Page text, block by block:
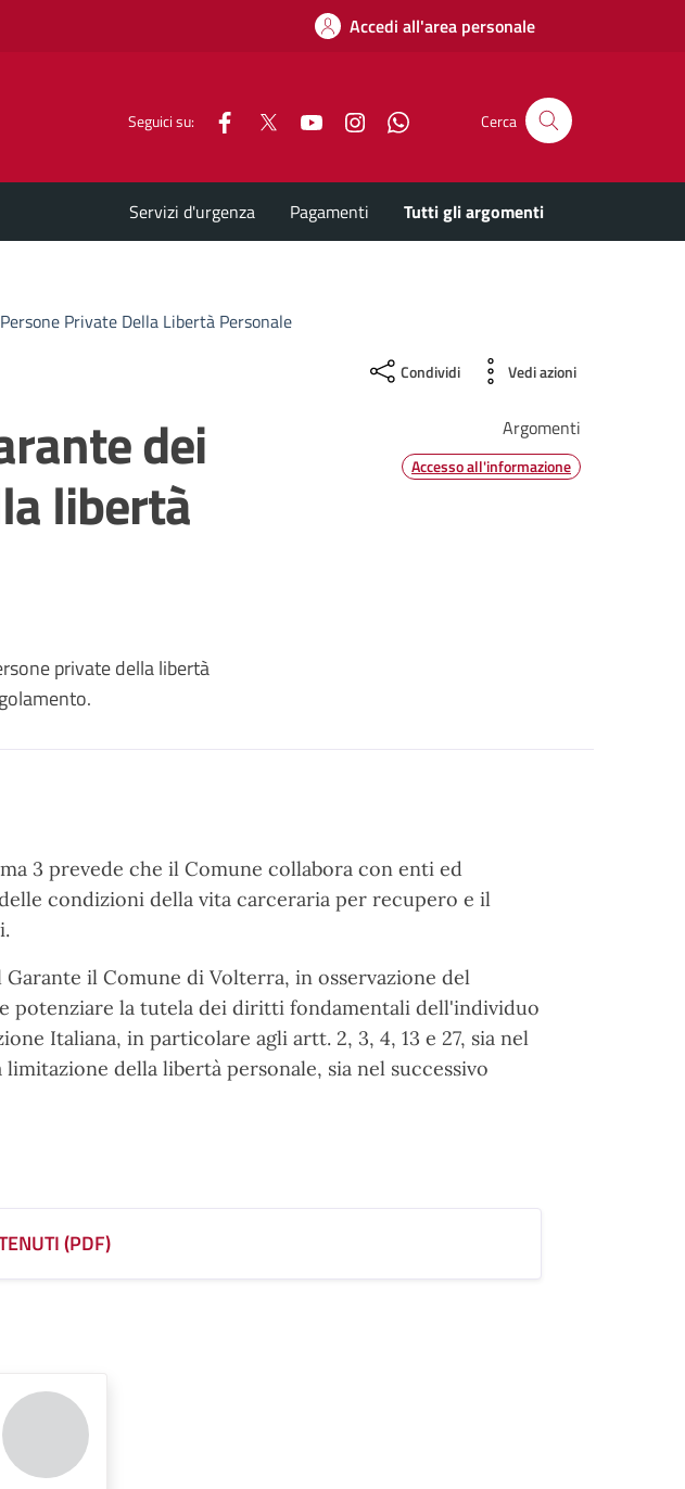
Accedi all'area personale
Seguici su: Facebook YouTubeInstagramWhatsappCerca
Servizi d'urgenza Pagamenti Tutti gli argomenti
Private Della Libertà Personale
dei
libertà
private della libertà
Condividi Vedi azioni
Argomenti
Accesso all'informazione
3 prevede che il Comune collabora con enti ed
condizioni della vita carceraria per recupero e il
il Comune di Volterra, in osservazione del
potenziare la tutela dei diritti fondamentali dell'individuo
Italiana, in particolare agli artt. 2, 3, 4, 13 e 27, sia nel
della libertà personale, sia nel successivo
(PDF)